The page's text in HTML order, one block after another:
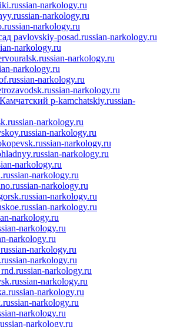
narkology.ru
narkology.ru
narkology.ru
pavlovskiy-posad.russian-narkology.ru
narkology.ru
narkology.ru
narkology.ru
narkology.ru
narkology.ru
p-kamchatskiy.russian-
narkology.ru
narkology.ru
narkology.ru
narkology.ru
narkology.ru
narkology.ru
narkology.ru
narkology.ru
narkology.ru
narkology.ru
narkology.ru
narkology.ru
narkology.ru
narkology.ru
rnd.russian-narkology.ru
narkology.ru
narkology.ru
narkology.ru
narkology.ru
narkology.ru